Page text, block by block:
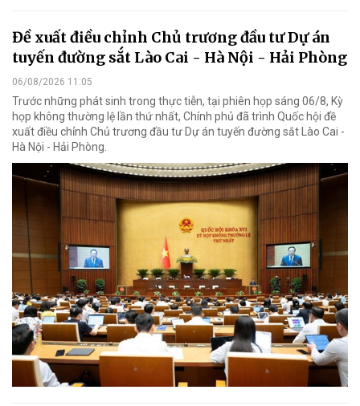
Đề xuất điều chỉnh Chủ trương đầu tư Dự án
tuyến đường sắt Lào Cai - Hà Nội - Hải Phòng
06/08/2026 11:05
Trước những phát sinh trong thực tiễn, tại phiên họp sáng 06/8, Kỳ
họp không thường lệ lần thứ nhất, Chính phủ đã trình Quốc hội đề
xuất điều chỉnh Chủ trương đầu tư Dự án tuyến đường sắt Lào Cai -
Hà Nội - Hải Phòng.